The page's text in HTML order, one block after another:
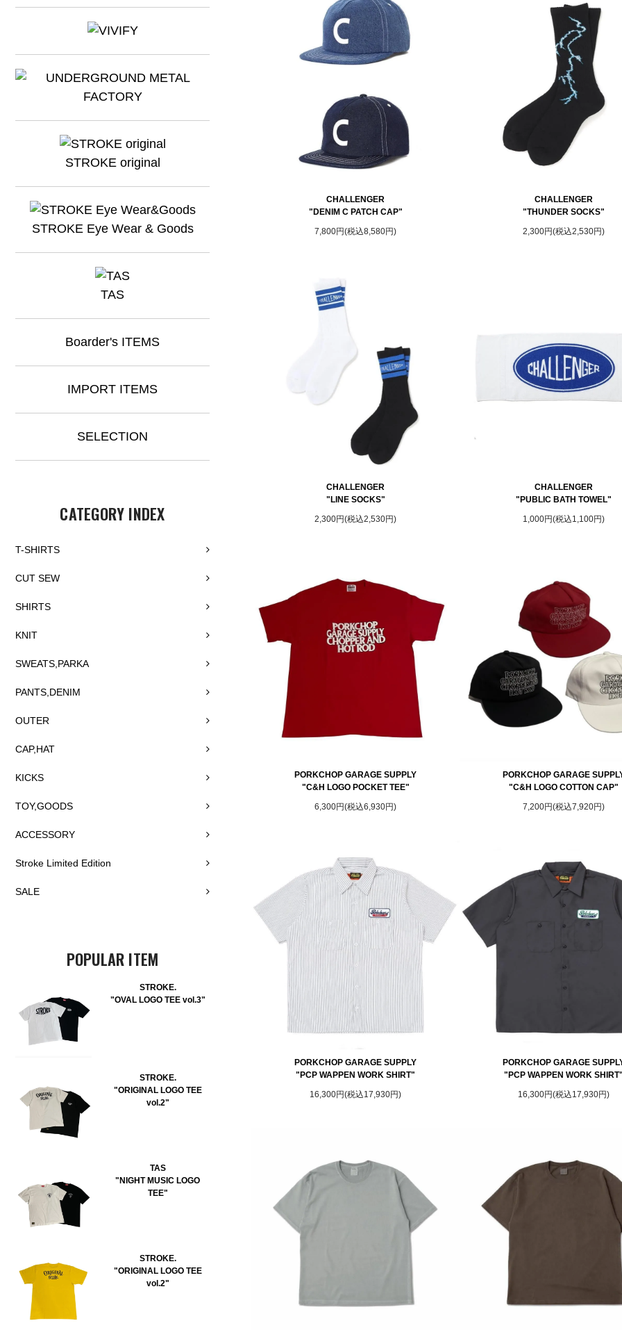
STROKE original
STROKE Eye Wear & Goods
TAS
Boarder's ITEMS
IMPORT ITEMS
SELECTION
CATEGORY INDEX
T-SHIRTS
CUT SEW
SHIRTS
KNIT
SWEATS,PARKA
PANTS,DENIM
OUTER
CAP,HAT
KICKS
TOY,GOODS
ACCESSORY
Stroke Limited Edition
SALE
POPULAR ITEM
STROKE.
"OVAL LOGO TEE vol.3"
STROKE.
"ORIGINAL LOGO TEE
vol.2"
TAS
"NIGHT MUSIC LOGO
TEE"
STROKE.
"ORIGINAL LOGO TEE
vol.2"
CHALLENGER
"DENIM C PATCH CAP"
7,800円(税込8,580円)
CHALLENGER
"THUNDER SOCKS"
2,300円(税込2,530円)
CHALLENGER
"LINE SOCKS"
2,300円(税込2,530円)
CHALLENGER
"PUBLIC BATH TOWEL"
1,000円(税込1,100円)
PORKCHOP GARAGE SUPPLY
"C&H LOGO POCKET TEE"
6,300円(税込6,930円)
PORKCHOP GARAGE
"C&H LOGO COTTON CAP"
7,200円(税込7,920円)
PORKCHOP GARAGE SUPPLY
"PCP WAPPEN WORK SHIRT"
16,300円(税込17,930円)
PORKCHOP GARAGE
"PCP WAPPEN WORK SHIRT"
16,300円(税込17,930円)